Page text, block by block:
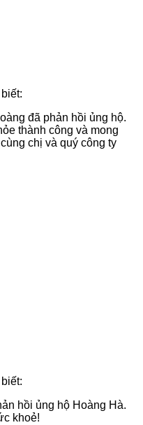
đã phản hồi ủng hộ.
thành công và mong
chị và quý công ty
hồi ủng hộ Hoàng Hà.
khoẻ!